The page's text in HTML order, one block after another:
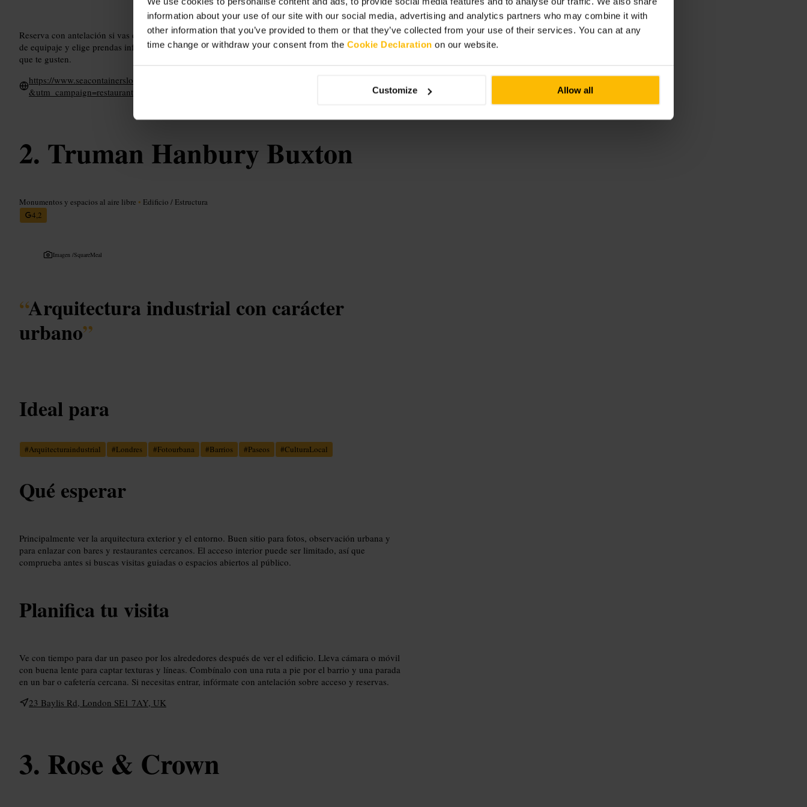
information about your use of our site with our social media, advertising and analytics partners who may combine it with
other information that you’ve provided to them or that they’ve collected from your use of their services. You can at any
time change or withdraw your consent from the Cookie Declaration on our website.
Customize Allow all
Reserva con antelación si vas en fin de semana. Si quieres ver la técnica, pide sitio en la barra. Ve ligero
de equipaje y elige prendas informal-elegantes. Pide sugerencias al camarero para encontrar sabores
que te gusten.
https://www.seacontainerslondon.com/eat-drink/12th-knot/?utm_source=google&utm_medium=local
&utm_campaign=restaurant-12thknot
Truman Hanbury Buxton
Monumentos y espacios al aire libre • Edificio / Estructura
4,2
Imagen /SquareMeal
“Arquitectura industrial con carácter
urbano”
Ideal para
#Arquitecturaindustrial #Londres #Fotourbana #Barrios #Paseos #CulturaLocal
Qué esperar
Principalmente ver la arquitectura exterior y el entorno. Buen sitio para fotos, observación urbana y
para enlazar con bares y restaurantes cercanos. El acceso interior puede ser limitado, así que
comprueba antes si buscas visitas guiadas o espacios abiertos al público.
Planifica tu visita
Ve con tiempo para dar un paseo por los alrededores después de ver el edificio. Lleva cámara o móvil
con buena lente para captar texturas y líneas. Combínalo con una ruta a pie por el barrio y una parada
en un bar o cafetería cercana. Si necesitas entrar, infórmate con antelación sobre acceso y reservas.
23 Baylis Rd, London SE1 7AY, UK
Rose & Crown